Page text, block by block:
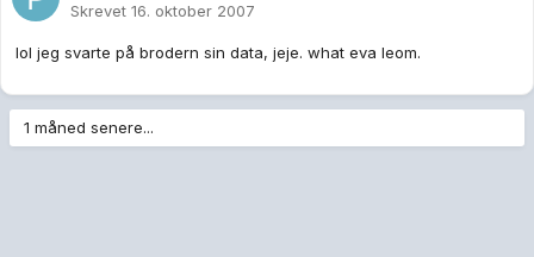
Skrevet 16. oktober 2007
lol jeg svarte på brodern sin data, jeje. what eva leom.
1 måned senere...